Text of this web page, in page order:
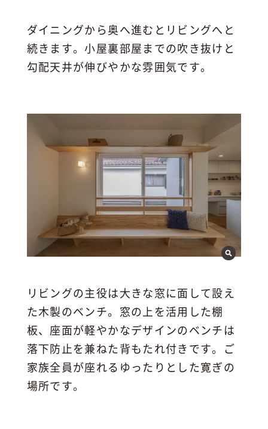
ダイニングから奥へ進むとリビングへと
続きます。小屋裏部屋までの吹き抜けと
勾配天井が伸びやかな雰囲気です。
リビングの主役は大きな窓に面して設え
た木製のベンチ。窓の上を活用した棚
板、座面が軽やかなデザインのベンチは
落下防止を兼ねた背もたれ付きです。ご
家族全員が座れるゆったりとした寛ぎの
場所です。